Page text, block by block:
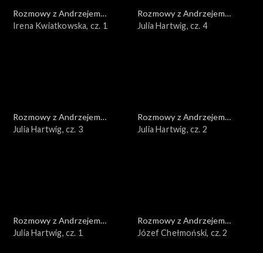
Rozmowy z Andrzejem
Doboszem
Irena Kwiatkowska, cz. 1
Rozmowy z Andrzejem
Doboszem
Julia Hartwig, cz. 4
Rozmowy z Andrzejem
Doboszem
Julia Hartwig, cz. 3
Rozmowy z Andrzejem
Doboszem
Julia Hartwig, cz. 2
Rozmowy z Andrzejem
Doboszem
Julia Hartwig, cz. 1
Rozmowy z Andrzejem
Doboszem
Józef Chełmoński, cz. 2